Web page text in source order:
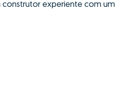
construtor experiente com um